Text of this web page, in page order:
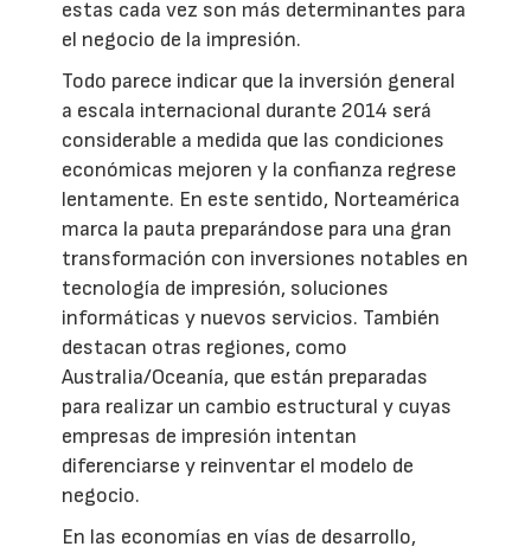
estas cada vez son más determinantes para
el negocio de la impresión.
Todo parece indicar que la inversión general
a escala internacional durante 2014 será
considerable a medida que las condiciones
económicas mejoren y la confianza regrese
lentamente. En este sentido, Norteamérica
marca la pauta preparándose para una gran
transformación con inversiones notables en
tecnología de impresión, soluciones
informáticas y nuevos servicios. También
destacan otras regiones, como
Australia/Oceanía, que están preparadas
para realizar un cambio estructural y cuyas
empresas de impresión intentan
diferenciarse y reinventar el modelo de
negocio.
En las economías en vías de desarrollo,